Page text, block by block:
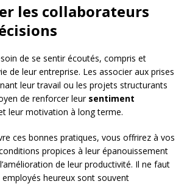
les collaborateurs
de se sentir écoutés, compris et
de leur entreprise. Les associer aux prises
leur travail ou les projets structurants
de renforcer leur sentiment
leur motivation à long terme.
ces bonnes pratiques, vous offrirez à vos
propices à leur épanouissement
de leur productivité. Il ne faut
heureux sont souvent